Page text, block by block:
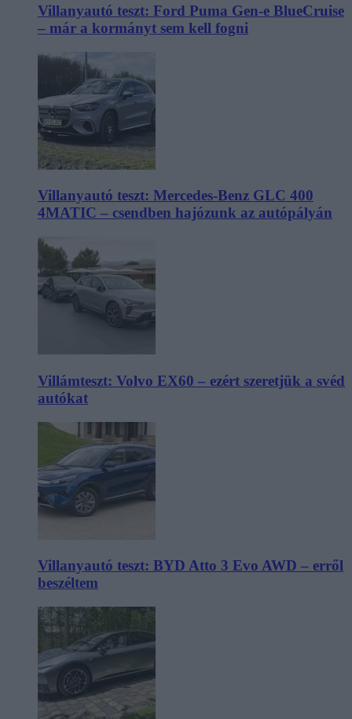
Villanyautó teszt: Ford Puma Gen-e BlueCruise
– már a kormányt sem kell fogni
Villanyautó teszt: Mercedes-Benz GLC 400
4MATIC – csendben hajózunk az autópályán
Villámteszt: Volvo EX60 – ezért szeretjük a svéd
autókat
Villanyautó teszt: BYD Atto 3 Evo AWD – erről
beszéltem